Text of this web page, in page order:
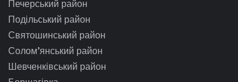
Печерський район
Подільський район
Святошинський район
Солом’янський район
Шевченківський район